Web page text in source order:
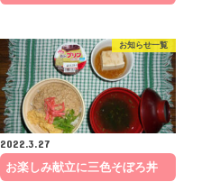
お知らせ一覧
2022.3.27
お楽しみ献立に三色そぼろ丼